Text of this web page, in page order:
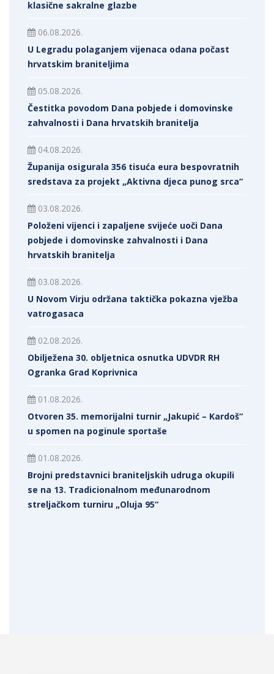
klasične sakralne glazbe
06.08.2026.
U Legradu polaganjem vijenaca odana počast
hrvatskim braniteljima
05.08.2026.
Čestitka povodom Dana pobjede i domovinske
zahvalnosti i Dana hrvatskih branitelja
04.08.2026.
Županija osigurala 356 tisuća eura bespovratnih
sredstava za projekt „Aktivna djeca punog srca“
03.08.2026.
Položeni vijenci i zapaljene svijeće uoči Dana
pobjede i domovinske zahvalnosti i Dana
hrvatskih branitelja
03.08.2026.
U Novom Virju održana taktička pokazna vježba
vatrogasaca
02.08.2026.
Obilježena 30. obljetnica osnutka UDVDR RH
Ogranka Grad Koprivnica
01.08.2026.
Otvoren 35. memorijalni turnir „Jakupić – Kardoš“
u spomen na poginule sportaše
01.08.2026.
Brojni predstavnici braniteljskih udruga okupili
se na 13. Tradicionalnom međunarodnom
streljačkom turniru „Oluja 95“